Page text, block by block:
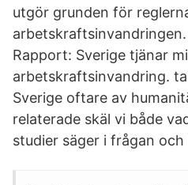
utgör grunden för
Rapport: Sverige tjänar
arbetskraftsinvandring.
Sverige oftare av
relaterade skäl vi både
studier säger i frågan